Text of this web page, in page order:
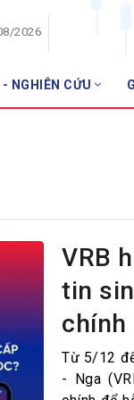
2026
NGHIÊN CỨU
VRB
tin
chính
Từ 5/12
- Nga